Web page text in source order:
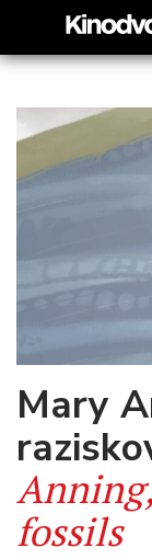
Mary
fossils